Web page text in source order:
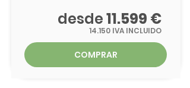
14.150 IVA INCLUIDO
desde11.599 €
COMPRAR